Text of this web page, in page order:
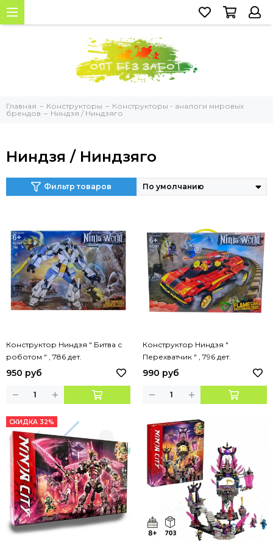
Главная Конструкторы
Конструкторы - аналоги мировых
брендов
Ниндзя / Ниндзяго
Ниндзя / Ниндзяго
Фильтр товаров
Конструктор Ниндзя " Битва с
роботом " , 786 дет.
950 руб
Конструктор Ниндзя "
Перехватчик " , 796 дет.
990 руб
СКИДКА 32%